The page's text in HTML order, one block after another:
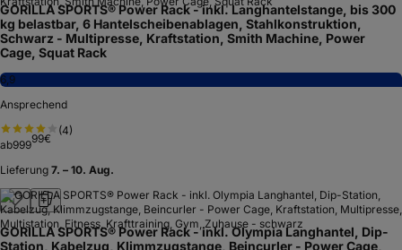
GORILLA SPORTS® Power Rack - inkl. Langhantelstange, bis 300
kg belastbar, 6 Hantelscheibenablagen, Stahlkonstruktion,
Schwarz - Multipresse, Kraftstation, Smith Machine, Power
Cage, Squat Rack
6,9
Ansprechend
(4)
ab99999€
Lieferung 7. – 10. Aug.
GORILLA SPORTS® Power Rack - inkl. Olympia Langhantel, Dip-
Station, Kabelzug, Klimmzugstange, Beincurler - Power Cage,